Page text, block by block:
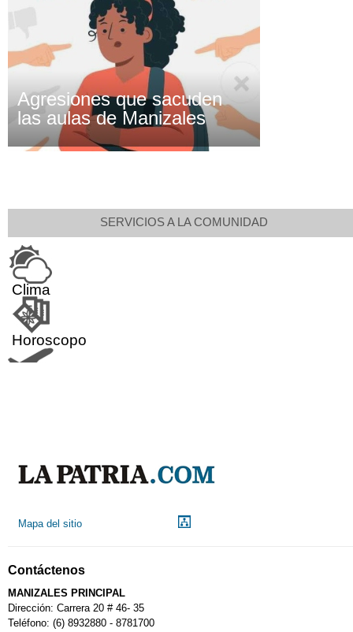
Agresiones que sacuden
las aulas de Manizales
SERVICIOS A LA COMUNIDAD
Clima
Horoscopo
Calendario Tributario
Mapa del sitio
Contáctenos
MANIZALES PRINCIPAL
Dirección: Carrera 20 # 46- 35
Teléfono: (6) 8932880 - 8781700